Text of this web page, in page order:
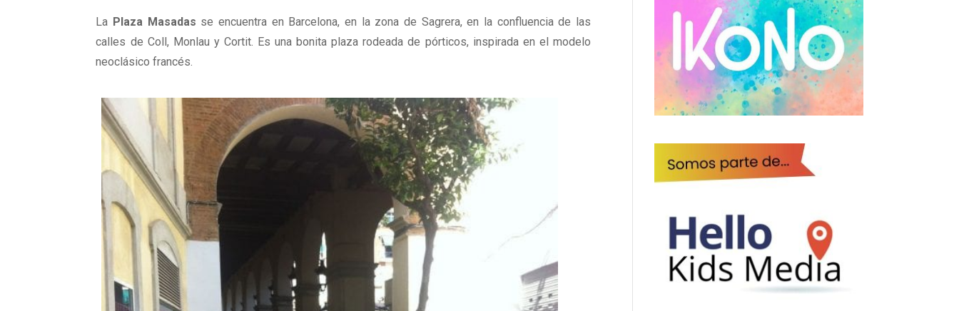
La Plaza Masadas se encuentra en Barcelona, en la zona de Sagrera, en la confluencia de las
calles de Coll, Monlau y Cortit. Es una bonita plaza rodeada de pórticos, inspirada en el modelo
neoclásico francés.